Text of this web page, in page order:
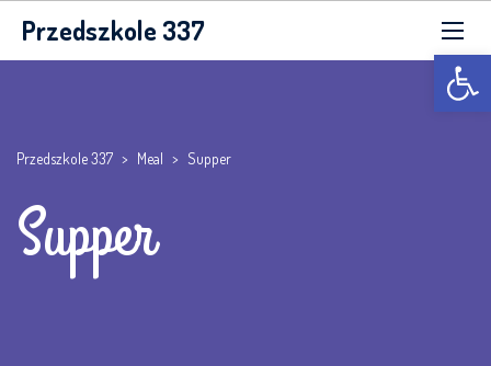
Otwórz
Przedszkole 337
Przedszkole 337 > Meal > Supper
Supper